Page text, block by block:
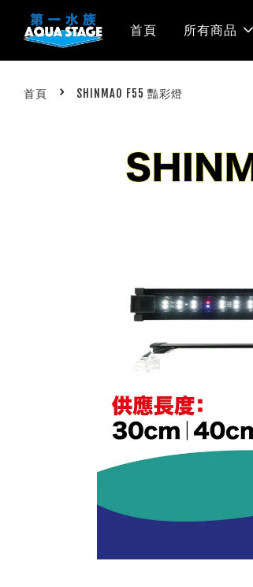
首頁 所有商品
首頁 › SHINMAO F55 豔彩燈